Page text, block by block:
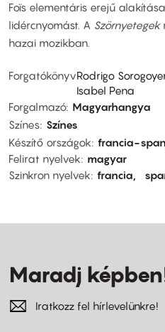
Foïs elementáris erejű
lidércnyomást. A Szörnyetegek
hazai mozikban.
ForgatókönyvRodrigo
Isabel Pena
Forgalmazó Magyarhangya
Színes Színes
Készítő országok francia-
Felirat nyelvek
magyar
Szinkron nyelvek francia
Maradj
Iratkozz fel hírlevelünkre!